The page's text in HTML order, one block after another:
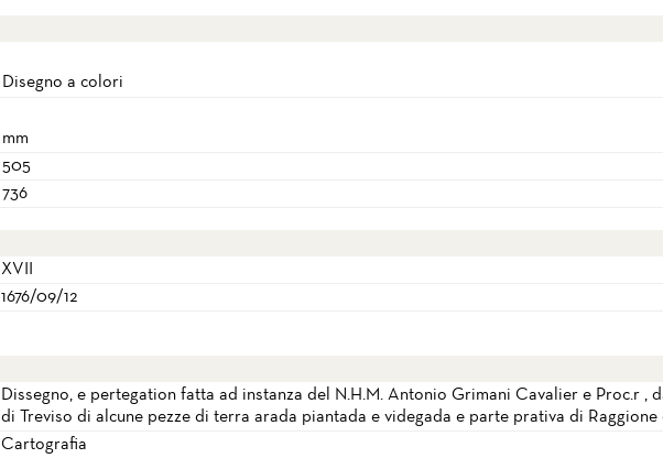
Disegno a colori
mm
505
736
XVII
1676/09/12
Dissegno, e pertegation fatta ad instanza del N.H.M. Antonio Grimani Cavalier e Proc.r
di Treviso di alcune pezze di terra arada piantada e videgada e parte prativa di
Cartografia